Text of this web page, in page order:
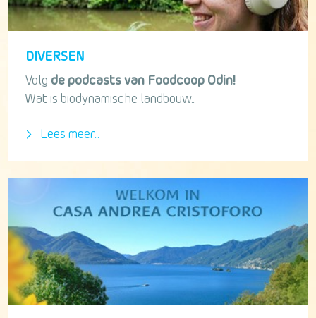
DIVERSEN
Volg de podcasts van Foodcoop Odin!
Wat is biodynamische landbouw...
Lees meer...